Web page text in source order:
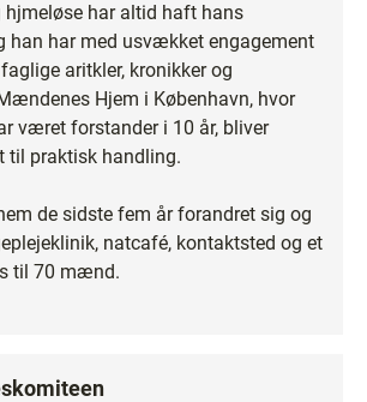
hjmeløse har altid haft hans
han har med usvækket engagement
aritkler, kronikker og
Hjem i København, hvor
været forstander i 10 år, bliver
til praktisk handling.
de sidste fem år forandret sig og
natcafé, kontaktsted og et
til 70 mænd.